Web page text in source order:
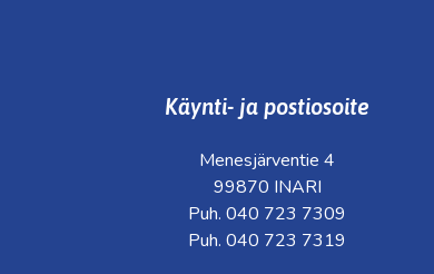
Käynti- ja postiosoite
Menesjärventie 4
99870 INARI
Puh. 040 723 7309
Puh. 040 723 7319